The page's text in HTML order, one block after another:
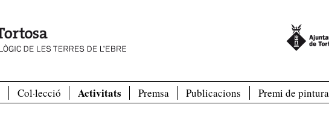
Col·lecció Activitats Premsa Publicacions Premi de pintura